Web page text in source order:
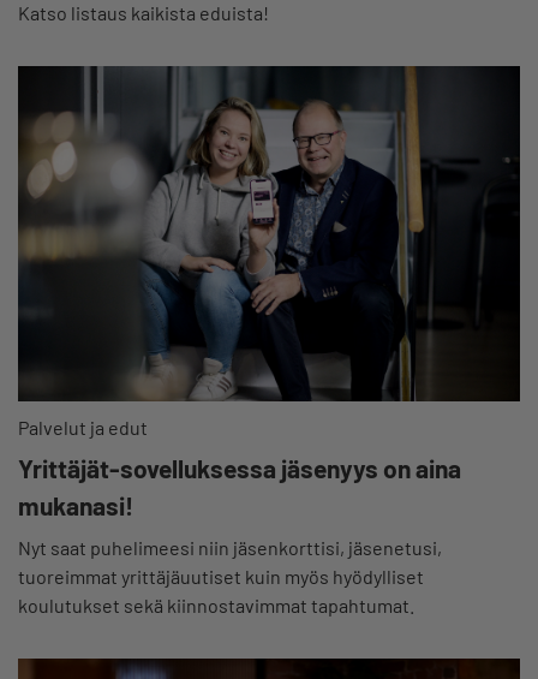
Katso listaus kaikista eduista!
Palvelut ja edut
Yrittäjät-sovelluksessa jäsenyys on aina
mukanasi!
Nyt saat puhelimeesi niin jäsenkorttisi, jäsenetusi,
tuoreimmat yrittäjäuutiset kuin myös hyödylliset
koulutukset sekä kiinnostavimmat tapahtumat.